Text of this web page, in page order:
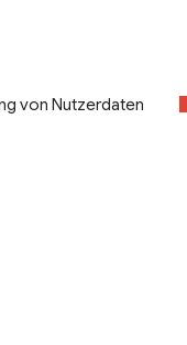
von Nutzerdaten